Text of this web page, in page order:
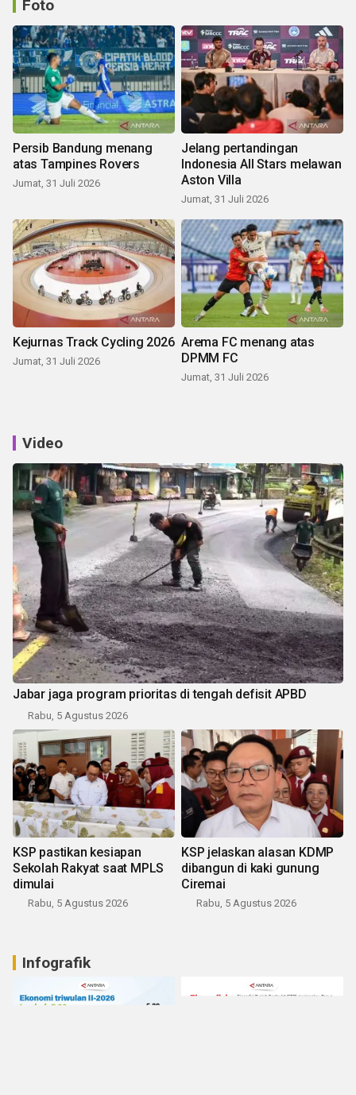
Foto
Persib Bandung menang
atas Tampines Rovers
Jumat, 31 Juli 2026
Jelang pertandingan
Indonesia All Stars melawan
Aston Villa
Jumat, 31 Juli 2026
Kejurnas Track Cycling 2026
Jumat, 31 Juli 2026
Arema FC menang atas
DPMM FC
Jumat, 31 Juli 2026
Video
Jabar jaga program prioritas di tengah defisit APBD
Rabu, 5 Agustus 2026
KSP pastikan kesiapan
Sekolah Rakyat saat MPLS
dimulai
Rabu, 5 Agustus 2026
KSP jelaskan alasan KDMP
dibangun di kaki gunung
Ciremai
Rabu, 5 Agustus 2026
Infografik